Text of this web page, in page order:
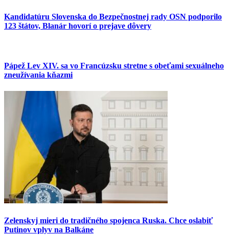
Kandidatúru Slovenska do Bezpečnostnej rady OSN podporilo
123 štátov, Blanár hovorí o prejave dôvery
Pápež Lev XIV. sa vo Francúzsku stretne s obeťami sexuálneho
zneužívania kňazmi
Zelenskyj mieri do tradičného spojenca Ruska. Chce oslabiť
Putinov vplyv na Balkáne